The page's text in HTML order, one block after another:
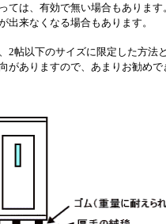
ては、有効で無い場合もありま
出来なくなる場合もあります。
2帖以下のサイズに限定した方法
がありますので、あまりお勧めで